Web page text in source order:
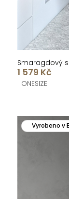
ů
Smaragdový
1 579 Kč
ONESIZE
Vyrobeno v